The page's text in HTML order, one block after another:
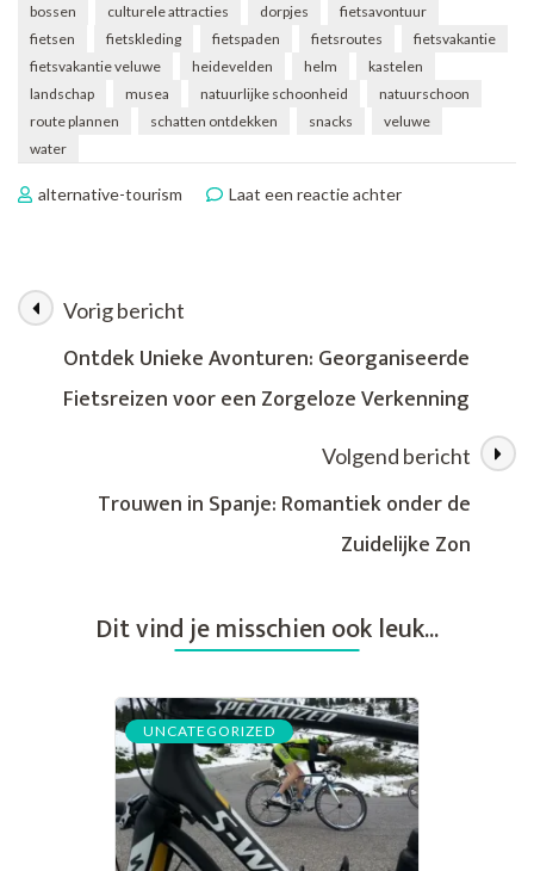
bossen culturele attracties dorpjes
fietsavontuur
fietsen
fietskleding fietspaden fietsroutes
fietsvakantie
fietsvakantie veluwe
heidevelden helm
kastelen
landschap
musea natuurlijke schoonheid
natuurschoon
route plannen
schatten ontdekken snacks
veluwe
water
alternative-tourism Laat een reactie achterop
op
Twee
Berichtnavigatie
Vorig bericht
Ontdek Unieke Avonturen: Georganiseerde
Fietsreizen voor een Zorgeloze Verkenning
Volgend bericht
Trouwen in Spanje: Romantiek onder de
Zuidelijke Zon
Dit vind je misschien ook leuk...
UNCATEGORIZED